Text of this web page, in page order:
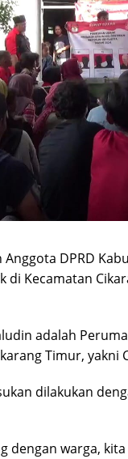
Anggota DPRD
di Kecamatan
adalah
Timur, yakni
dilakukan
dengan warga,